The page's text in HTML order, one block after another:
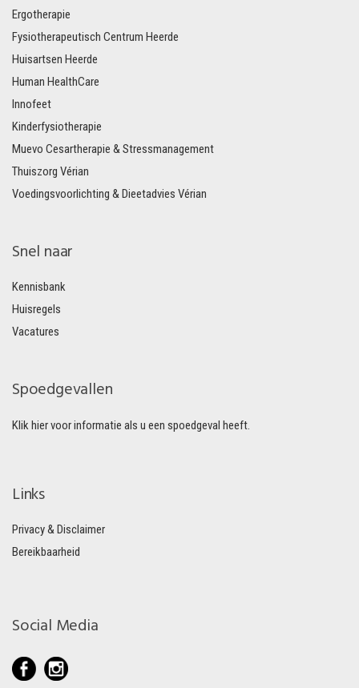
Ergotherapie
Fysiotherapeutisch Centrum Heerde
Huisartsen Heerde
Human HealthCare
Innofeet
Kinderfysiotherapie
Muevo Cesartherapie & Stressmanagement
Thuiszorg Vérian
Voedingsvoorlichting & Dieetadvies Vérian
Snel naar
Kennisbank
Huisregels
Vacatures
Spoedgevallen
Klik hier voor informatie als u een spoedgeval heeft.
Links
Privacy & Disclaimer
Bereikbaarheid
Social Media